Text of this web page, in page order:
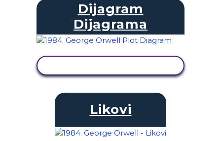
Dijagram
Dijagrama
Likovi